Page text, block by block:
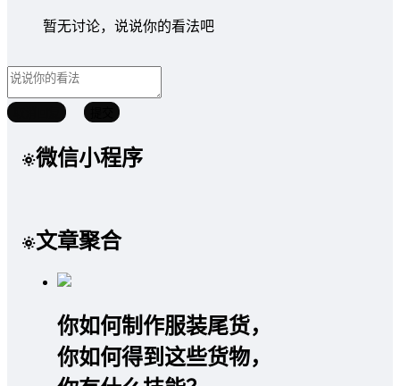
暂无讨论，说说你的看法吧
微信小程序
文章聚合
你如何制作服装尾货，
你如何得到这些货物，